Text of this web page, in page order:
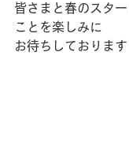
皆さまと春のスタ
ことを楽しみに
お待ちしております